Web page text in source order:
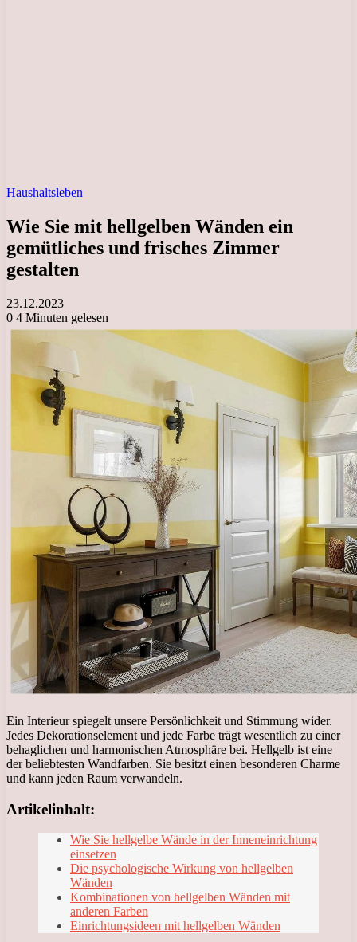
Haushaltsleben
Wie Sie mit hellgelben Wänden ein
gemütliches und frisches Zimmer
gestalten
23.12.2023
0 4 Minuten gelesen
Ein Interieur spiegelt unsere Persönlichkeit und Stimmung wider.
Jedes Dekorationselement und jede Farbe trägt wesentlich zu einer
behaglichen und harmonischen Atmosphäre bei. Hellgelb ist eine
der beliebtesten Wandfarben. Sie besitzt einen besonderen Charme
und kann jeden Raum verwandeln.
Artikelinhalt:
Wie Sie hellgelbe Wände in der Inneneinrichtung
einsetzen
Die psychologische Wirkung von hellgelben
Wänden
Kombinationen von hellgelben Wänden mit
anderen Farben
Einrichtungsideen mit hellgelben Wänden